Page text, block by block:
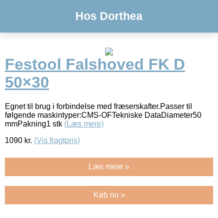
Hos Dorthea
Festool Falshoved FK D
50×30
Egnet til brug i forbindelse med fræserskafter.Passer til
følgende maskintyper:CMS-OFTekniske DataDiameter50
mmPakning1 stk (Læs mere)
1090 kr. (Vis fragtpris)
Læs mere »
Køb nu »